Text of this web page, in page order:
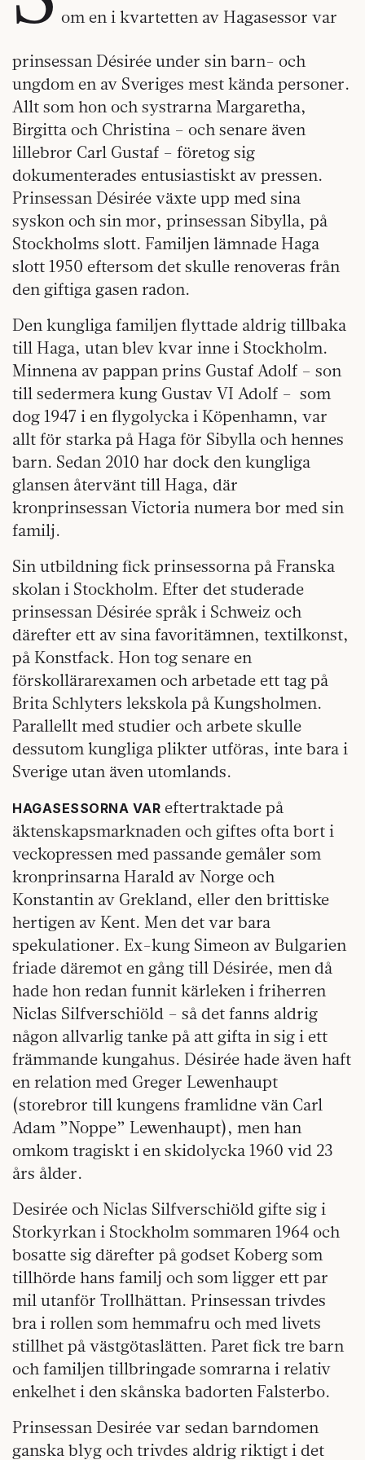
om en i kvartetten av Hagasessor var
prinsessan Désirée under sin barn- och
ungdom en av Sveriges mest kända personer.
Allt som hon och systrarna Margaretha,
Birgitta och Christina – och senare även
lillebror Carl Gustaf – företog sig
dokumenterades entusiastiskt av pressen.
Prinsessan Désirée växte upp med sina
syskon och sin mor, prinsessan Sibylla, på
Stockholms slott. Familjen lämnade Haga
slott 1950 eftersom det skulle renoveras från
den giftiga gasen radon.
Den kungliga familjen flyttade aldrig tillbaka
till Haga, utan blev kvar inne i Stockholm.
Minnena av pappan prins Gustaf Adolf – son
till sedermera kung Gustav VI Adolf – som
dog 1947 i en flygolycka i Köpenhamn, var
allt för starka på Haga för Sibylla och hennes
barn. Sedan 2010 har dock den kungliga
glansen återvänt till Haga, där
kronprinsessan Victoria numera bor med sin
familj.
Sin utbildning fick prinsessorna på Franska
skolan i Stockholm. Efter det studerade
prinsessan Désirée språk i Schweiz och
därefter ett av sina favoritämnen, textilkonst,
på Konstfack. Hon tog senare en
förskollärarexamen och arbetade ett tag på
Brita Schlyters lekskola på Kungsholmen.
Parallellt med studier och arbete skulle
dessutom kungliga plikter utföras, inte bara i
Sverige utan även utomlands.
HAGASESSORNA VAR eftertraktade på
äktenskapsmarknaden och giftes ofta bort i
veckopressen med passande gemåler som
kronprinsarna Harald av Norge och
Konstantin av Grekland, eller den brittiske
hertigen av Kent. Men det var bara
spekulationer. Ex-kung Simeon av Bulgarien
friade däremot en gång till Désirée, men då
hade hon redan funnit kärleken i friherren
Niclas Silfverschiöld – så det fanns aldrig
någon allvarlig tanke på att gifta in sig i ett
främmande kungahus. Désirée hade även haft
en relation med Greger Lewenhaupt
(storebror till kungens framlidne vän Carl
Adam ”Noppe” Lewenhaupt), men han
omkom tragiskt i en skidolycka 1960 vid 23
års ålder.
Desirée och Niclas Silfverschiöld gifte sig i
Storkyrkan i Stockholm sommaren 1964 och
bosatte sig därefter på godset Koberg som
tillhörde hans familj och som ligger ett par
mil utanför Trollhättan. Prinsessan trivdes
bra i rollen som hemmafru och med livets
stillhet på västgötaslätten. Paret fick tre barn
och familjen tillbringade somrarna i relativ
enkelhet i den skånska badorten Falsterbo.
Prinsessan Desirée var sedan barndomen
ganska blyg och trivdes aldrig riktigt i det